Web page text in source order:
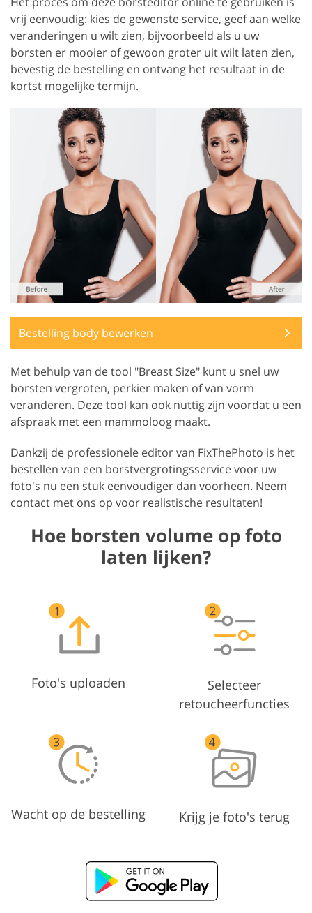
vrij eenvoudig: kies de gewenste service, geef aan welke
veranderingen u wilt zien, bijvoorbeeld als u uw
borsten er mooier of gewoon groter uit wilt laten zien,
bevestig de bestelling en ontvang het resultaat in de
kortst mogelijke termijn.
Bestelling body bewerken
Met behulp van de tool "Breast Size" kunt u snel uw
borsten vergroten, perkier maken of van vorm
veranderen. Deze tool kan ook nuttig zijn voordat u een
afspraak met een mammoloog maakt.
Dankzij de professionele editor van FixThePhoto is het
bestellen van een borstvergrotingsservice voor uw
foto's nu een stuk eenvoudiger dan voorheen. Neem
contact met ons op voor realistische resultaten!
Hoe borsten volume op foto
laten lijken?
Foto's uploaden
Selecteer
retoucheerfuncties
Wacht op de bestelling Krijg je foto's terug